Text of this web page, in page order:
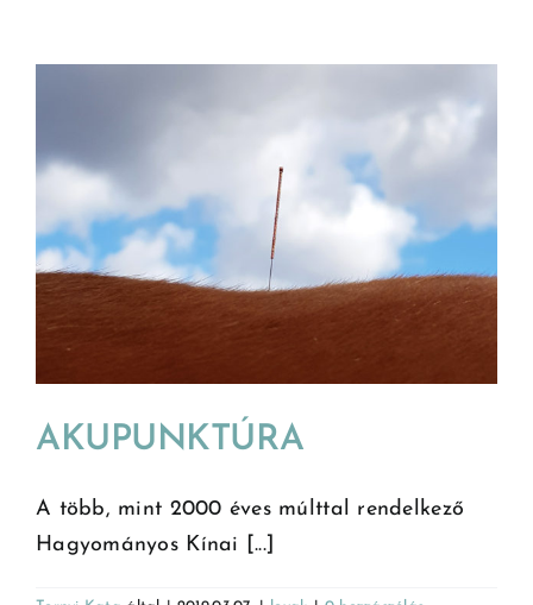
AKUPUNKTÚRA
A több, mint 2000 éves múlttal rendelkező
Hagyományos Kínai [...]